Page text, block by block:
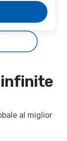
infinite
al miglior